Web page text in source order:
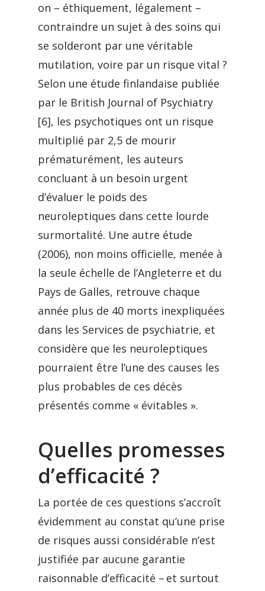
on – éthiquement, légalement –
contraindre un sujet à des soins qui
se solderont par une véritable
mutilation, voire par un risque vital ?
Selon une étude finlandaise publiée
par le British Journal of Psychiatry
[6], les psychotiques ont un risque
multiplié par 2,5 de mourir
prématurément, les auteurs
concluant à un besoin urgent
d’évaluer le poids des
neuroleptiques dans cette lourde
surmortalité. Une autre étude
(2006), non moins officielle, menée à
la seule échelle de l’Angleterre et du
Pays de Galles, retrouve chaque
année plus de 40 morts inexpliquées
dans les Services de psychiatrie, et
considère que les neuroleptiques
pourraient être l’une des causes les
plus probables de ces décès
présentés comme « évitables ».
Quelles promesses
d’efficacité ?
La portée de ces questions s’accroît
évidemment au constat qu’une prise
de risques aussi considérable n’est
justifiée par aucune garantie
raisonnable d’efficacité – et surtout